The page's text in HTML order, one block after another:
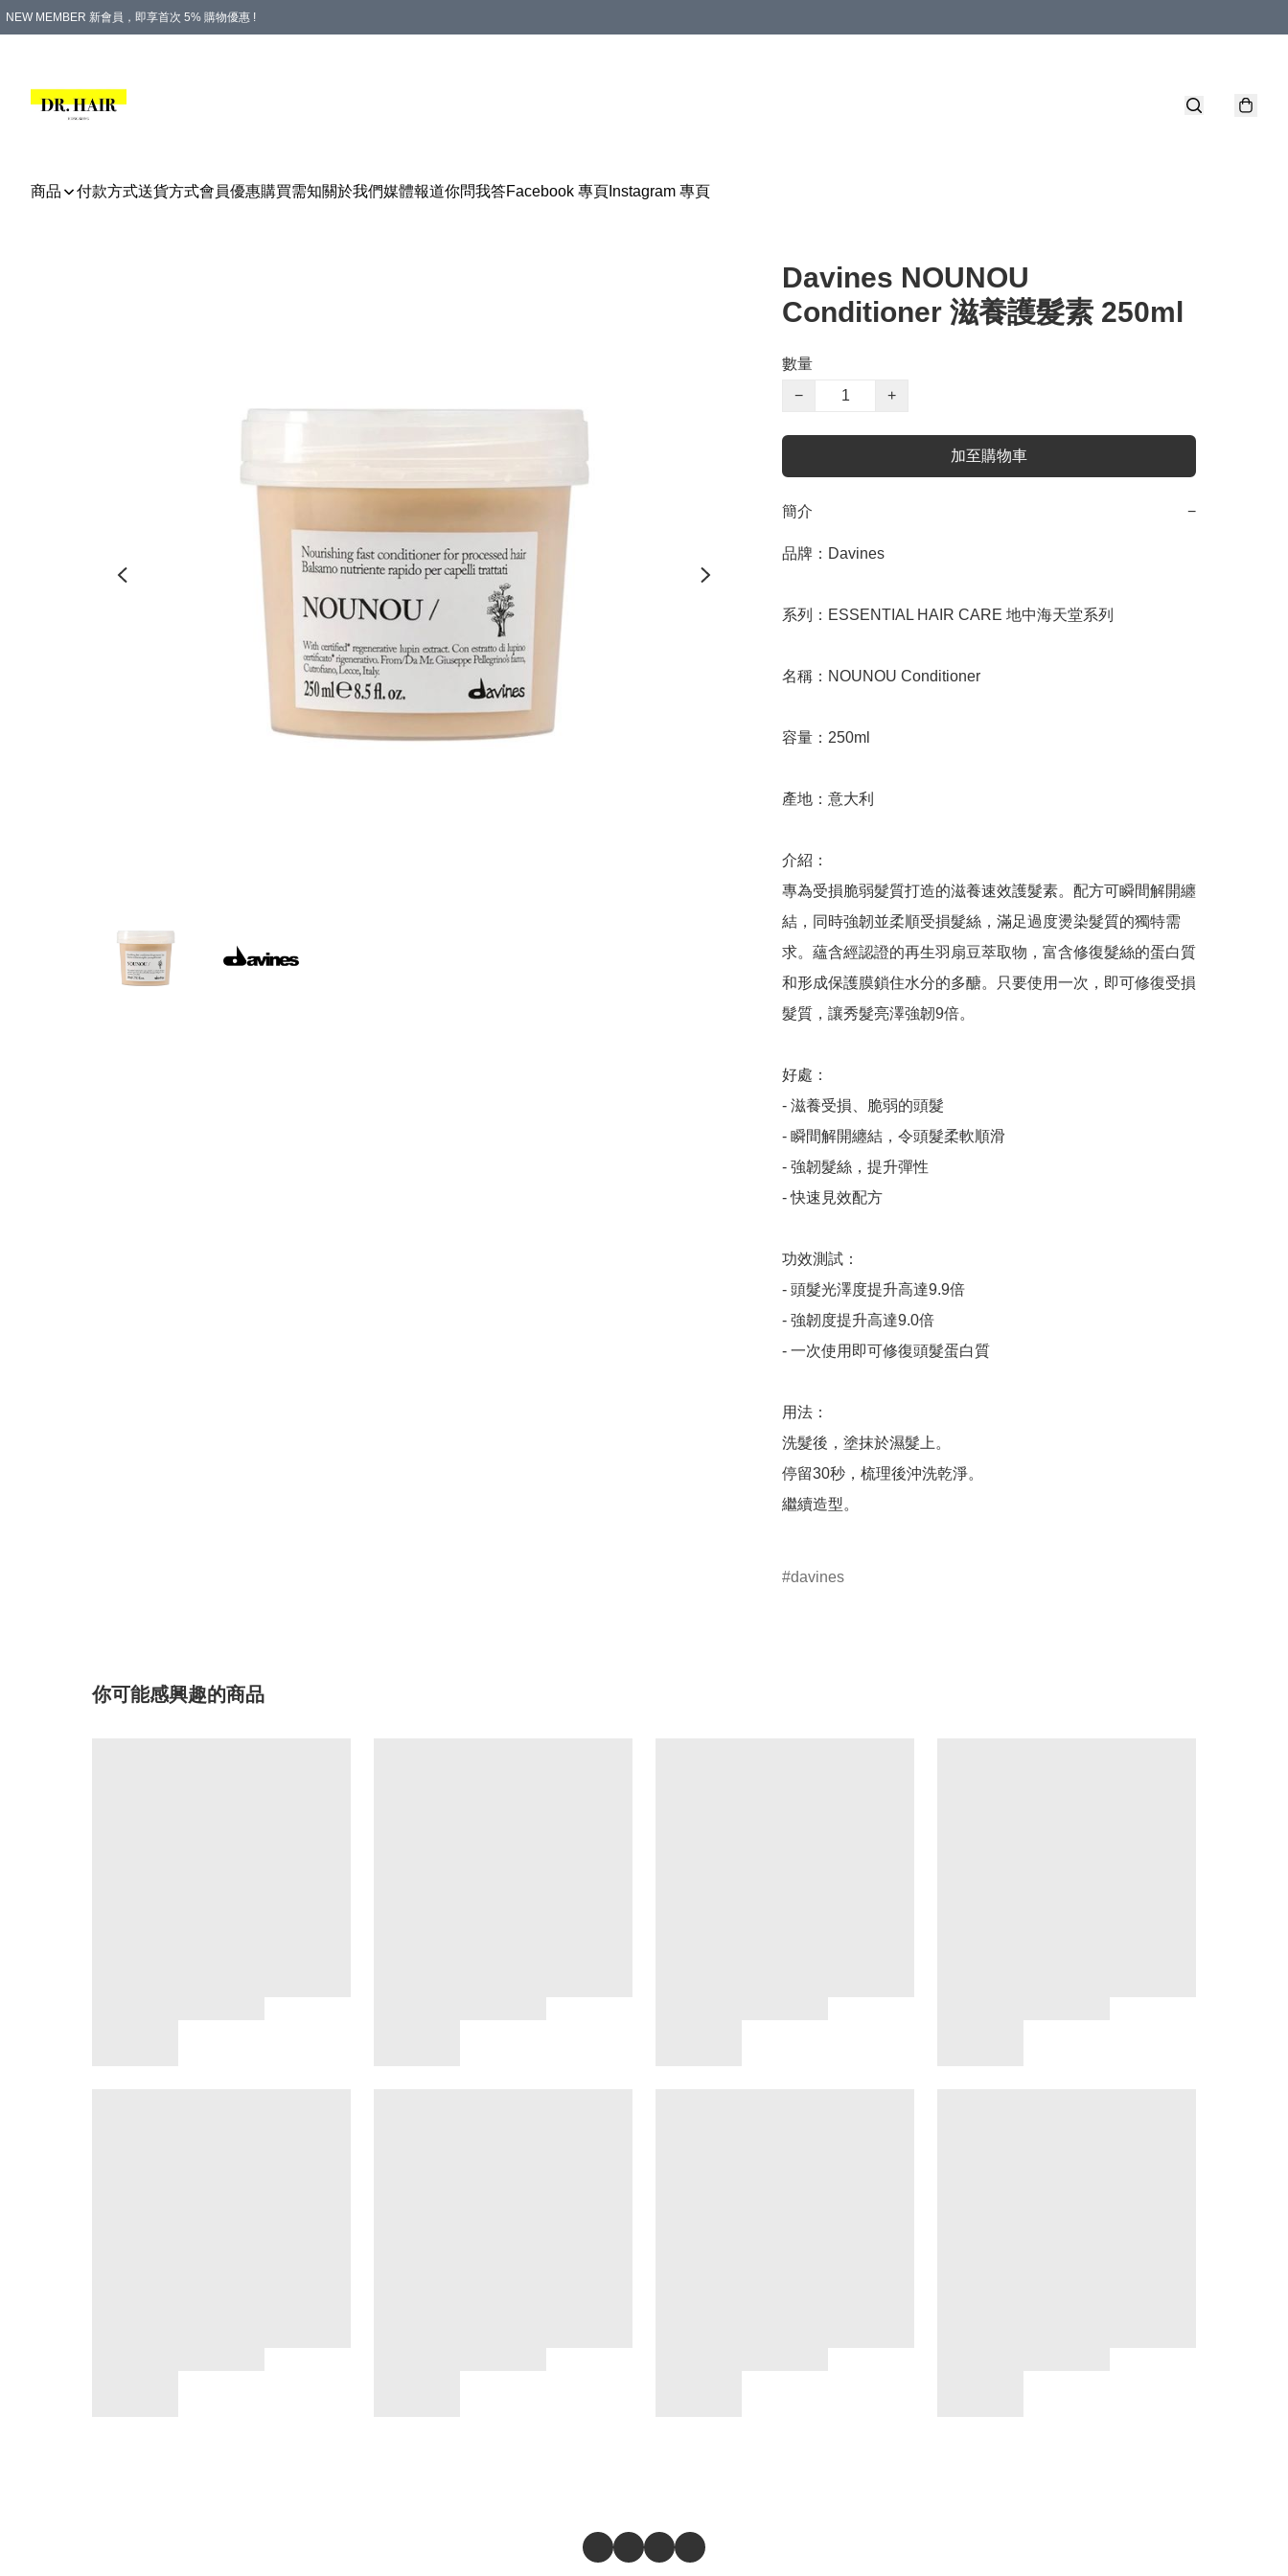
NEW MEMBER 新會員，即享首次 5% 購物優惠 !
商品 付款方式送貨方式會員優惠購買需知關於我們媒體報道你問我答Facebook 專頁 Instagram 專頁
Davines NOUNOU
Conditioner 滋養護髮素 250ml
數量
−
+
加至購物車
簡介 −
品牌：Davines
系列：ESSENTIAL HAIR CARE 地中海天堂系列
名稱：NOUNOU Conditioner
容量：250ml
產地：意大利
介紹：
專為受損脆弱髮質打造的滋養速效護髮素。配方可瞬間解開纏
結，同時強韌並柔順受損髮絲，滿足過度燙染髮質的獨特需
求。蘊含經認證的再生羽扇豆萃取物，富含修復髮絲的蛋白質
和形成保護膜鎖住水分的多醣。只要使用一次，即可修復受損
髮質，讓秀髮亮澤強韌9倍。
好處：
- 滋養受損、脆弱的頭髮
- 瞬間解開纏結，令頭髮柔軟順滑
- 強韌髮絲，提升彈性
- 快速見效配方
功效測試：
- 頭髮光澤度提升高達9.9倍
- 強韌度提升高達9.0倍
- 一次使用即可修復頭髮蛋白質
用法：
洗髮後，塗抹於濕髮上。
停留30秒，梳理後沖洗乾淨。
繼續造型。
davines
你可能感興趣的商品